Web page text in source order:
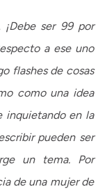
ser 99 por
a ese uno
flashes de cosas
como una idea
inquietando en la
pueden ser
un tema. Por
de una mujer de